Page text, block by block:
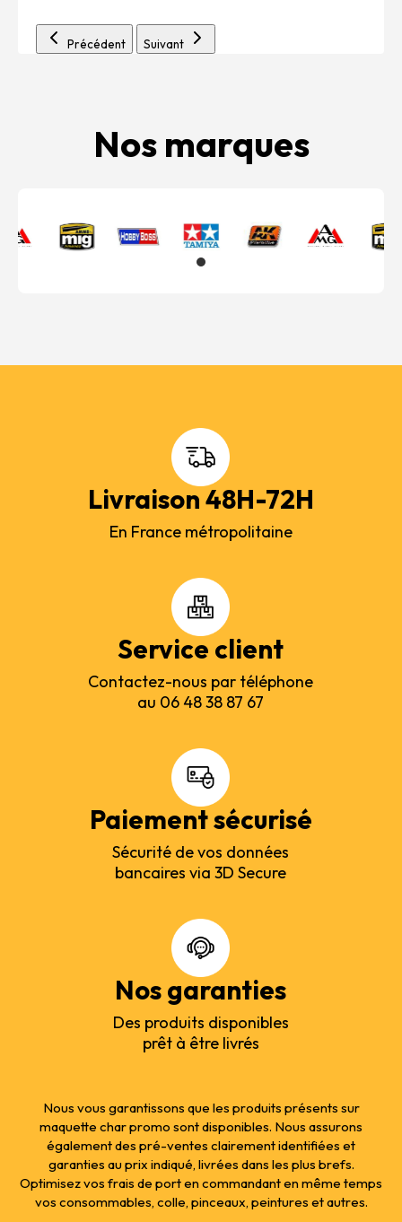
Précédent Suivant
Nos marques
Livraison 48H-72H
En France métropolitaine
Service client
Contactez-nous par téléphone
au 06 48 38 87 67
Paiement sécurisé
Sécurité de vos données
bancaires via 3D Secure
Nos garanties
Des produits disponibles
prêt à être livrés
Nous vous garantissons que les produits présents sur
maquette char promo sont disponibles. Nous assurons
également des pré-ventes clairement identifiées et
garanties au prix indiqué, livrées dans les plus brefs.
Optimisez vos frais de port en commandant en même temps
vos consommables, colle, pinceaux, peintures et autres.